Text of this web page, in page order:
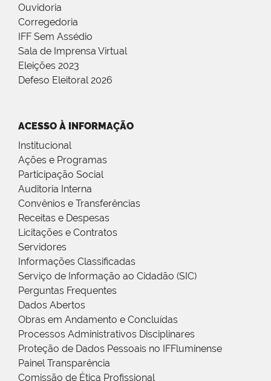
Ouvidoria
Corregedoria
IFF Sem Assédio
Sala de Imprensa Virtual
Eleições 2023
Defeso Eleitoral 2026
ACESSO À INFORMAÇÃO
Institucional
Ações e Programas
Participação Social
Auditoria Interna
Convênios e Transferências
Receitas e Despesas
Licitações e Contratos
Servidores
Informações Classificadas
Serviço de Informação ao Cidadão (SIC)
Perguntas Frequentes
Dados Abertos
Obras em Andamento e Concluídas
Processos Administrativos Disciplinares
Proteção de Dados Pessoais no IFFluminense
Painel Transparência
Comissão de Ética Profissional